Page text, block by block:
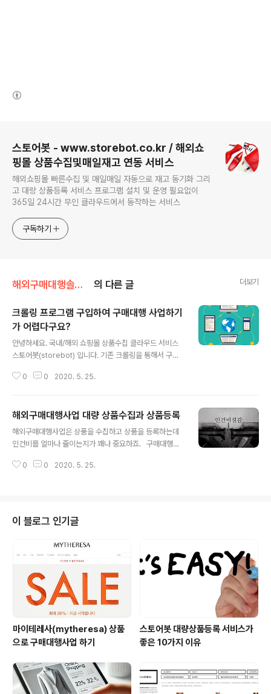
스토어봇 - www.storebot.co.kr / 해외쇼
핑몰 상품수집및매일재고 연동 서비스
해외쇼핑몰 빠른수집 및 매일매일 자동으로 재고 동기화 그리
고 대량 상품등록 서비스 프로그램 설치 및 운영 필요없이
365일 24시간 무인 클라우드에서 동작하는 서비스
구독하기
해외구매대행솔루션 의 다른 글 더보기
크롤링 프로그램 구입하여 구매대행 사업하기
가 어렵다구요?
안녕하세요. 국내/해외 쇼핑몰 상품수집 클라우드 서비스
스토어봇(storebot) 입니다. 기존 크롤링을 통해서 구매
어봇이 아닌 다른 크롤링을 통해서 구매대행 사업시 어려
램을 수정의뢰하시느라 번거로우셨죠? 스토어봇은 수집하
는 사이트가 개편되었는지를 매일 모니터링을 통해 확인
후 빠르게 업데이트하여 번거롭고 오래걸리는 작업을 쉽고
집하다가 막히는 경우 해외 명품 사이트는 DDOS 방어, IP
0 0 2020. 5. 25.
해외구매대행사업 대량 상품수집과 상품등록
해외구매대행사업은 상품을 수집하고 상품을 등록하는데
인건비를 얼마나 줄이는지가 꽤나 중요하죠. ​ ​ 구매대행하
루는 경우도 있죠. ​ 상품 수만 봐도 인력만으로는 절대 불가
및 API를 제공하고 있으며 원하는 형태의 데이터로 가공도
지원해드리고 있습니다. ​ 해외구매대행 쇼핑몰사업을 위한
국내최초 클라우드 방식 스토어봇 클라우드가 365일 24
시간 해외쇼핑몰의 상품을 수집하여 내 스토어에 상품/재
고/옵션 정보를 빠르게 업데이트 해드립니다. 스토어봇(htt
p://www.storeb..
0 0 2020. 5. 25.
이 블로그 인기글
마이테레사(mytheresa) 상품
으로 구매대행사업 하기
스토어봇 대량상품등록 서비스가
좋은 10가지 이유